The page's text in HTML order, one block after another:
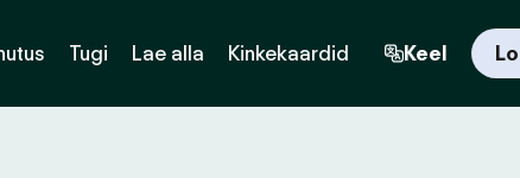
Tugi Lae alla Kinkekaardid Keel